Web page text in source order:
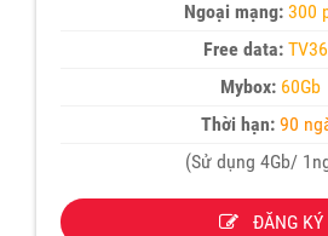
Ngoại mạng: 300
Free data:
Mybox: 60Gb
Thời hạn:90
(Sử dụng 4Gb/
ĐĂNG KÝ